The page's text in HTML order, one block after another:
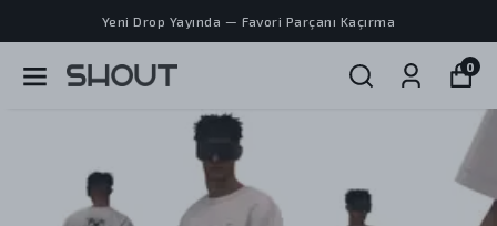
Yeni Drop Yayında — Favori Parçanı Kaçırma
0